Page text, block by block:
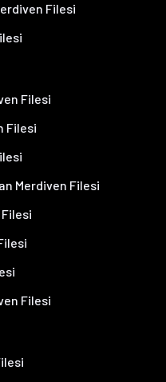
Filesi
Filesi
Filesi
Merdiven Filesi
Filesi
Filesi